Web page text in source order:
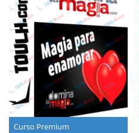
Curso Premium